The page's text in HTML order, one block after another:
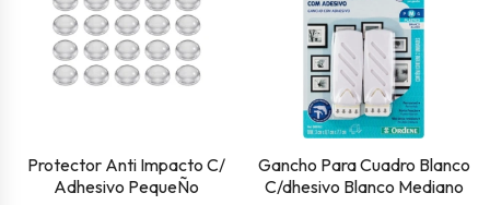
Protector Anti Impacto C/
Adhesivo PequeÑo
Gancho Para Cuadro Blanco
C/dhesivo Blanco Mediano